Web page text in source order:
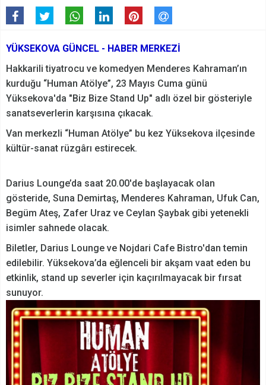
YÜKSEKOVA GÜNCEL - HABER MERKEZİ
Hakkarili tiyatrocu ve komedyen Menderes Kahraman’ın
kurduğu “Human Atölye”, 23 Mayıs Cuma günü
Yüksekova'da "Biz Bize Stand Up" adlı özel bir gösteriyle
sanatseverlerin karşısına çıkacak.
Van merkezli “Human Atölye” bu kez Yüksekova ilçesinde
kültür-sanat rüzgârı estirecek.
Darius Lounge’da saat 20.00'de başlayacak olan
gösteride, Suna Demirtaş, Menderes Kahraman, Ufuk Can,
Begüm Ateş, Zafer Uraz ve Ceylan Şaybak gibi yetenekli
isimler sahnede olacak.
Biletler, Darius Lounge ve Nojdari Cafe Bistro'dan temin
edilebilir. Yüksekova’da eğlenceli bir akşam vaat eden bu
etkinlik, stand up severler için kaçırılmayacak bir fırsat
sunuyor.